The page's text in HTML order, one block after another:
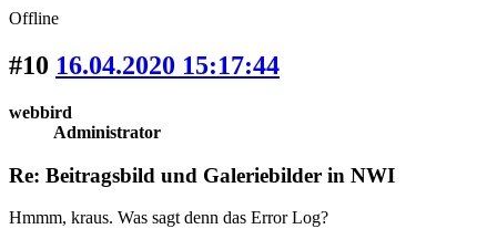
Offline
#10 16.04.2020 15:17:44
webbird
Administrator
Re: Beitragsbild und Galeriebilder in NWI
Hmmm, kraus. Was sagt denn das Error Log?